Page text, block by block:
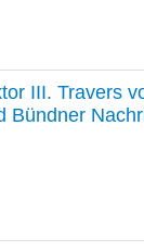
III. Travers
Bündner